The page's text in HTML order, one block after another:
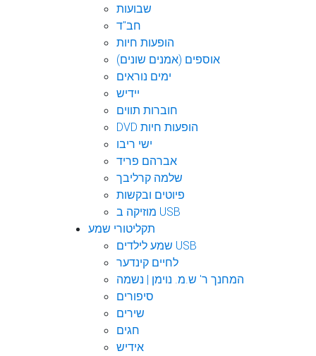
שבועות
חב"ד
הופעות חיות
אוספים (אמנים שונים)
ימים נוראים
יידיש
חוברות תווים
DVD הופעות חיות
ישי ריבו
אברהם פריד
שלמה קרליבך
פיוטים ובקשות
מוזיקה ב USB
תקליטורי שמע
שמע לילדים USB
לחיים קינדער
המחנך ר' ש.מ. נוימן | נשמה
סיפורים
שירים
חגים
אידיש